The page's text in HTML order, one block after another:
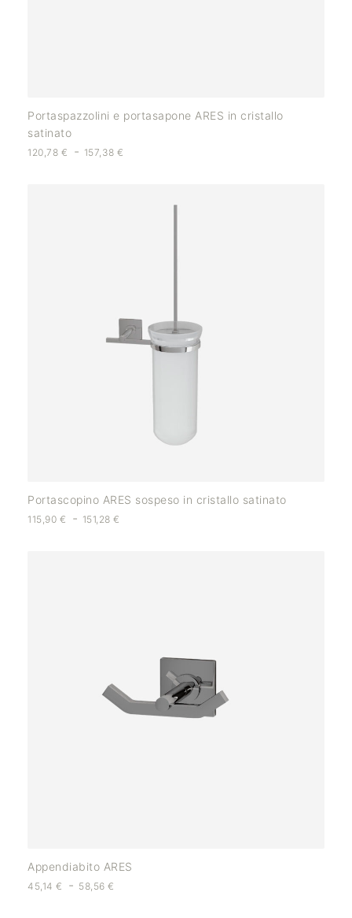
Portaspazzolini e portasapone ARES in cristallo
satinato
120,78 € - 157,38€
Portascopino ARES sospeso in cristallo satinato
115,90 € - 151,28€
Appendiabito ARES
45,14 € - 58,56€